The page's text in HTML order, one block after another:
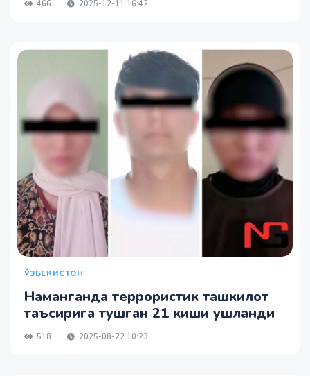
466 2025-12-11 16:42
ЎЗБЕКИСТОН
Наманганда террористик ташкилот
таъсирига тушган 21 киши ушланди
518 2025-08-22 10:23